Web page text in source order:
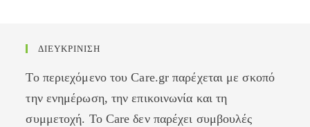
ΔΙΕΥΚΡΙΝΙΣΗ
Το περιεχόμενο του Care.gr παρέχεται με σκοπό
την ενημέρωση, την επικοινωνία και τη
συμμετοχή. Το Care δεν παρέχει συμβουλές